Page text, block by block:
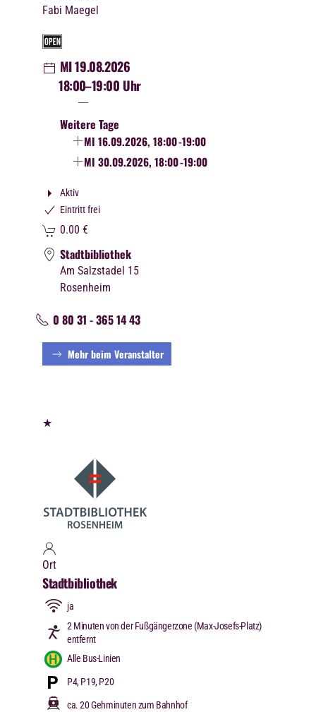
Fabi Maegel
MI 19.08.2026
18:00–19:00 Uhr
Weitere Tage
MI 16.09.2026, 18:00-19:00
MI 30.09.2026, 18:00-19:00
Aktiv
Eintritt frei
0.00 €
Stadtbibliothek
Am Salzstadel 15
Rosenheim
0 80 31 - 365 14 43
Mehr beim Veranstalter
★
Ort
Stadtbibliothek
ja
2 Minuten von der Fußgängerzone (Max-Josefs-Platz)
entfernt
Alle Bus-Linien
P4, P19, P20
ca. 20 Gehminuten zum Bahnhof